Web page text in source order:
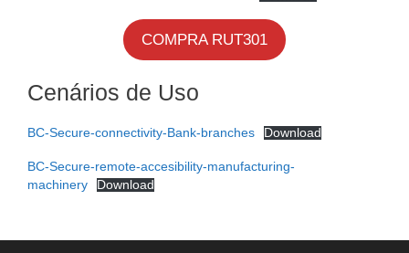
COMPRA RUT301
Cenários de Uso
BC-Secure-connectivity-Bank-branches Download
BC-Secure-remote-accesibility-manufacturing-
machinery
Download